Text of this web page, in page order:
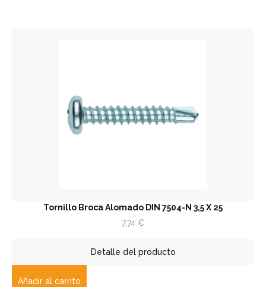
Tornillo Broca Alomado DIN 7504-N 3,5 X 25
7,74 €
Detalle del producto
Añadir al carrito